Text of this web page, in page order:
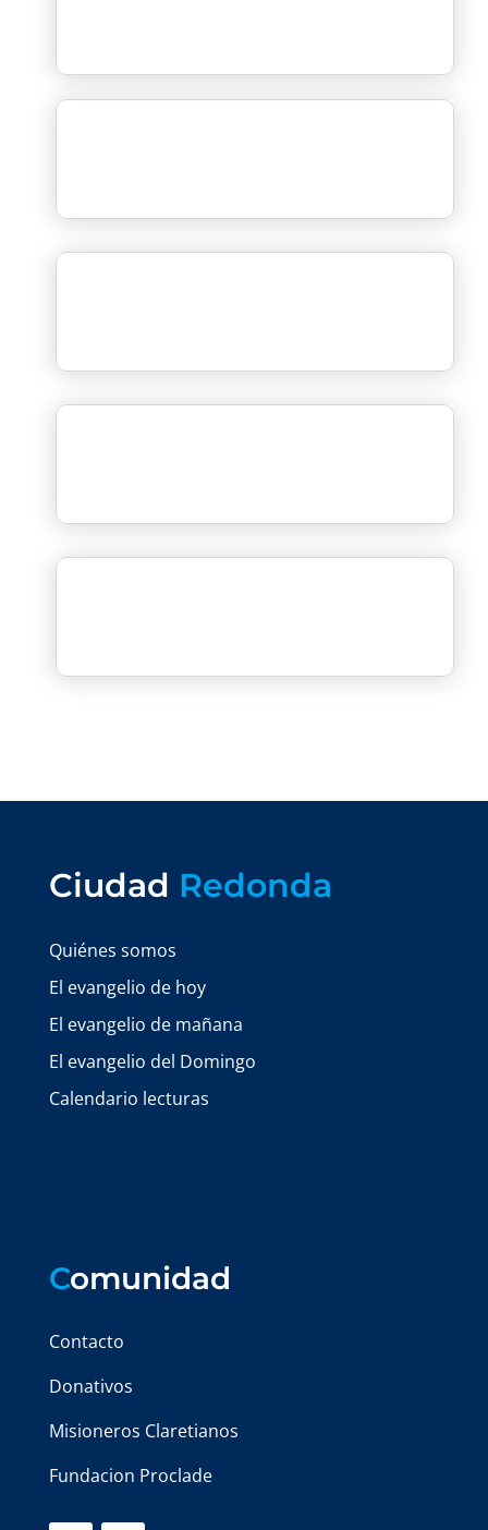
Ciudad Redonda
Quiénes somos
El evangelio de hoy
El evangelio de mañana
El evangelio del Domingo
Calendario lecturas
Comunidad
Contacto
Donativos
Misioneros Claretianos
Fundacion Proclade